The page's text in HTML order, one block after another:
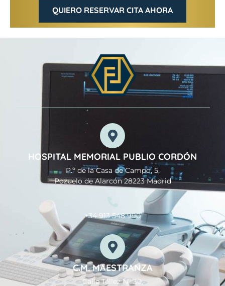
QUIERO RESERVAR CITA AHORA
HOSPITAL MEMORIAL PUBLIO CORDÓN
P.º de la Casa de Campo, 5,
Pozuelo de Alarcón 28223 Madrid
+34 913 548 990
C.M. MAESTRANZA
Calle Téllez Nº 30,